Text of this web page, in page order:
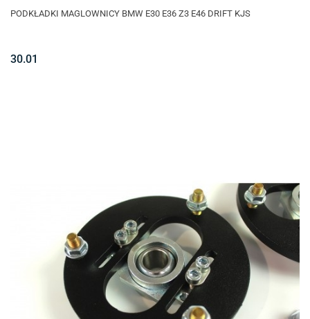
PODKŁADKI MAGLOWNICY BMW E30 E36 Z3 E46 DRIFT KJS
30.01